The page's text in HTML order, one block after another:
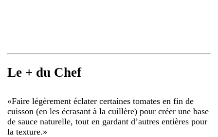
Le + du Chef
«Faire légèrement éclater certaines tomates en fin de
cuisson (en les écrasant à la cuillère) pour créer une base
de sauce naturelle, tout en gardant d’autres entières pour
la texture.»